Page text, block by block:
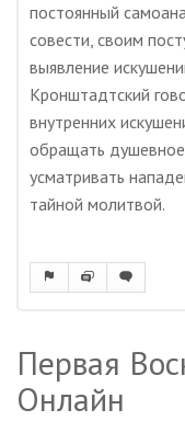
постоянный
совести, своим
выявление
Кронштадтский
внутренних
обращать
усматривать
тайной молитвой.
Первая
Онлайн